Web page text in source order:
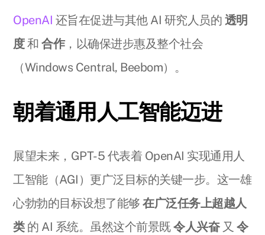
OpenAI 还旨在促进与其他 AI 研究人员的 透明
度和合作，以确保进步惠及整个社会
（Windows Central, Beebom）。
朝着通用人工智能迈进
展望未来，GPT-5 代表着 OpenAI 实现通用人
工智能（AGI）更广泛目标的关键一步。这一雄
心勃勃的目标设想了能够在广泛任务上超越人
类的 AI 系统。虽然这个前景既令人兴奋又 令